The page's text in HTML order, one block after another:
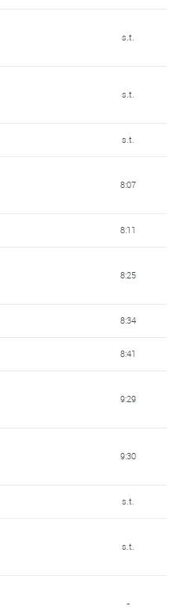
s.t.
s.t.
s.t.
8:07
8:11
8:25
8:34
8:41
9:29
9:30
s.t.
s.t.
-